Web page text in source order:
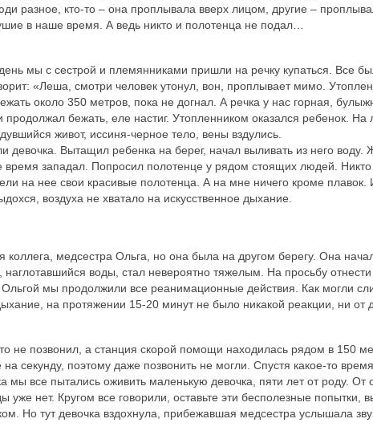
разное, кто-то – она проплывала вверх лицом, другие –
в наше время. А ведь никто и полотенца не подал…
день мы с сестрой и племянниками пришли на речку купаться. Все
«Леша, смотри человек утонул, вон, проплывает мимо.
около 350 метров, пока не догнал. А речка у нас горная,
продолжал бежать, еле настиг. Утопленником оказался ребенок. На
живот, иссиня-черное тело, вены вздулись.
девочка. Вытащил ребенка на берег, начал выливать из него воду.
западал. Попросил полотенце у рядом стоящих людей. Никто
на нее свои красивые полотенца. А на мне ничего кроме плавок.
воздуха не хватало на искусственное дыхание.
медсестра Ольга, но она была на другом берегу. Она
наглотавшийся воды, стал невероятно тяжелым. На просьбу отнести
мы продолжили все реанимационные действия. Как могли
на протяжении 15-20 минут не было никакой реакции, ни от
не позвонил, а станция скорой помощи находилась рядом в 150
на секунду, поэтому даже позвонить не могли. Спустя какое-то
мы все пытались оживить маленькую девочка, пяти лет от роду. От
уже нет. Кругом все говорили, оставьте эти бесполезные попытки,
Но тут девочка вздохнула, прибежавшая медсестра услышала